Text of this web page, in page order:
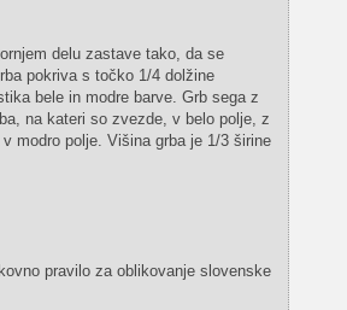
delu zastave tako, da se
pokriva s točko 1/4 dolžine
bele in modre barve. Grb sega z
na kateri so zvezde, v belo polje, z
modro polje. Višina grba je 1/3 širine
pravilo za oblikovanje slovenske